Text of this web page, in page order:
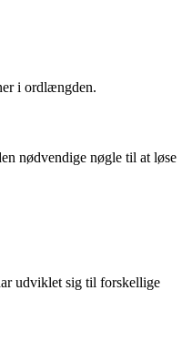
i ordlængden.
nødvendige nøgle til at løse
udviklet sig til forskellige